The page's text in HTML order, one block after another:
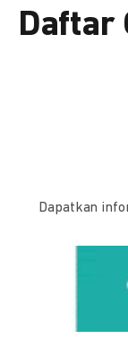
Daftar
Dapatkan